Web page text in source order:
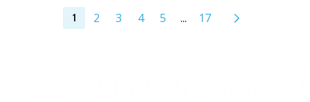
1 2 3 4 5 ... 17